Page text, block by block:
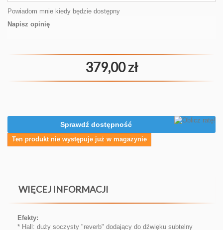
Powiadom mnie kiedy będzie dostępny
Napisz opinię
379,00 zł
Sprawdź dostępność
Ten produkt nie występuje już w magazynie
WIĘCEJ INFORMACJI
Efekty:
* Hall: duży soczysty "reverb" dodający do dźwięku subtelny